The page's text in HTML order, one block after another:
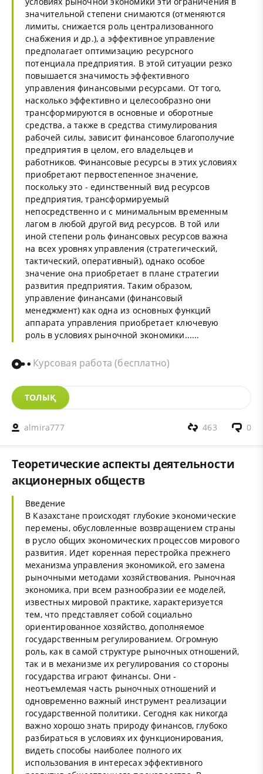
значительной степени снимаются (отменяются
лимиты, снижается роль централизованного
снабжения и др.), а эффективное управление
предполагает оптимизацию ресурсного
потенциала предприятия. В этой ситуации резко
повышается значимость эффективного
управления финансовыми ресурсами. От того,
насколько эффективно и целесообразно они
трансформируются в основные и оборотные
средства, а также в средства стимулирования
рабочей силы, зависит финансовое благополучие
предприятия в целом, его владельцев и
работников. Финансовые ресурсы в этих условиях
приобретают первостепенное значение,
поскольку это - единственный вид ресурсов
предприятия, трансформируемый
непосредственно и с минимальным временным
лагом в любой другой вид ресурсов. В той или
иной степени роль финансовых ресурсов важна
на всех уровнях управления (стратегический,
тактический, оперативный), однако особое
значение она приобретает в плане стратегии
развития предприятия. Таким образом,
управление финансами (финансовый
менеджмент) как одна из основных функций
аппарата управления приобретает ключевую
роль в условиях рыночной экономики......
Курсовая работа (бесплатно)
ТОЛЫҚ
almira777 0
463
Теоретические аспекты деятельности
акционерных обществ
Введение
В Казахстане происходят глубокие экономические
перемены, обусловленные возвращением страны
в русло общих экономических процессов мирового
развития. Идет коренная перестройка прежнего
механизма управления экономикой, его замена
рыночными методами хозяйствования. Рыночная
экономика, при всем разнообразии ее моделей,
известных мировой практике, характеризуется
тем, что представляет собой социально
ориентированное хозяйство, дополняемое
государственным регулированием. Огромную
роль, как в самой структуре рыночных отношений,
так и в механизме их регулирования со стороны
государства играют финансы. Они -
неотъемлемая часть рыночных отношений и
одновременно важный инструмент реализации
государственной политики. Сегодня как никогда
важно хорошо знать природу финансов, глубоко
разбираться в условиях их функционирования,
видеть способы наиболее полного их
использования в интересах эффективного